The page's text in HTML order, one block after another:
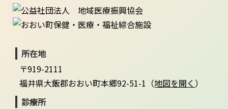
所在地
〒919-2111
福井県大飯郡おおい町本郷92-51-1（地図を開く ）
診療所